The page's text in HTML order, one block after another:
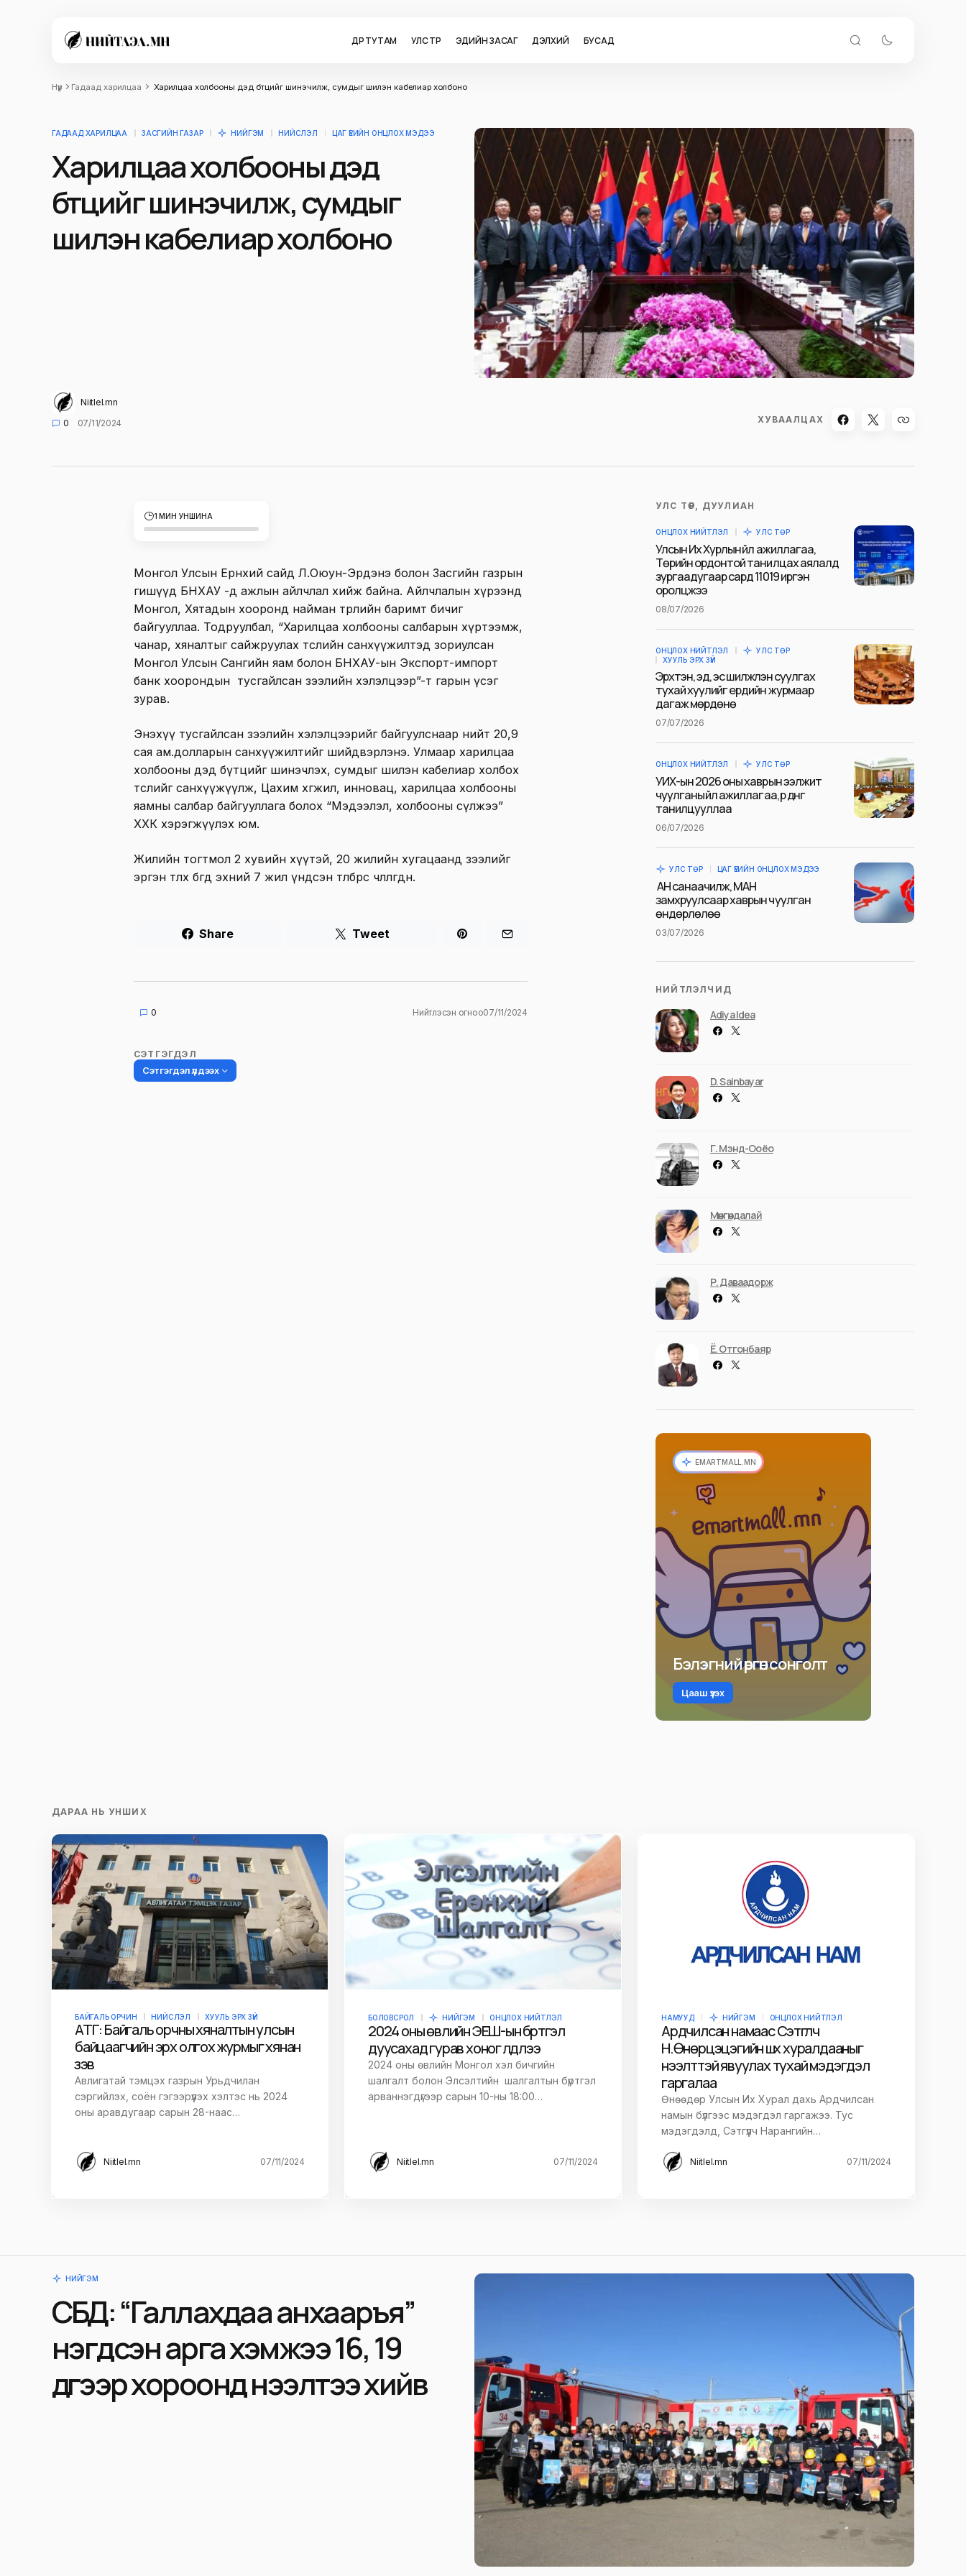
ӨДӨР ТУТАМ УЛС ТӨР ЭДИЙН ЗАСАГ ДЭЛХИЙ БУСАД
Нүүр Гадаад харилцаа Харилцаа холбооны дэд бүтцийг шинэчилж, сумдыг шилэн кабелиар холбоно
ГАДААД ХАРИЛЦАА ЗАСГИЙН ГАЗАР НИЙГЭМ НИЙСЛЭЛ ЦАГ ҮЕИЙН ОНЦЛОХ МЭДЭЭ
Харилцаа холбооны дэд
бүтцийг шинэчилж, сумдыг
шилэн кабелиар холбоно
Niitlel.mn
0
07/11/2024 ХУВААЛЦАХ
1 МИН УНШИНА
Монгол Улсын Ерөнхий сайд Л.Оюун-Эрдэнэ болон Засгийн газрын
гишүүд БНХАУ -д ажлын айлчлал хийж байна. Айлчлалын хүрээнд
Монгол, Хятадын хооронд найман төрлийн баримт бичиг
байгууллаа. Тодруулбал, “Харилцаа холбооны салбарын хүртээмж,
чанар, хяналтыг сайжруулах төслийн санхүүжилтэд зориулсан
Монгол Улсын Сангийн яам болон БНХАУ-ын Экспорт-импорт
банк хоорондын тусгайлсан зээлийн хэлэлцээр”-т гарын үсэг
зурав.
Энэхүү тусгайлсан зээлийн хэлэлцээрийг байгуулснаар нийт 20,9
сая ам.долларын санхүүжилтийг шийдвэрлэнэ. Улмаар харилцаа
холбооны дэд бүтцийг шинэчлэх, сумдыг шилэн кабелиар холбох
төслийг санхүүжүүлж, Цахим хөгжил, инновац, харилцаа холбооны
яамны салбар байгууллага болох “Мэдээлэл, холбооны сүлжээ”
ХХК хэрэгжүүлэх юм.
Жилийн тогтмол 2 хувийн хүүтэй, 20 жилийн хугацаанд зээлийг
эргэн төлөх бөгөөд эхний 7 жил үндсэн төлбөрөөс чөлөөлөгдөнө.
Share Tweet
0 Нийтлэсэн огноо07/11/2024
СЭТГЭГДЭЛ
Сэтгэгдэл үлдээх
УЛС ТӨР, ДУУЛИАН
ОНЦЛОХ НИЙТЛЭЛ УЛС ТӨР
Улсын Их Хурлын үйл ажиллагаа,
Төрийн ордонтой танилцах аялалд
зургаадугаар сард 11019 иргэн
оролцжээ
08/07/2026
ОНЦЛОХ НИЙТЛЭЛ
УЛС ТӨР
ХУУЛЬ ЭРХ ЗҮЙ
Эрхтэн, эд, эс шилжүүлэн суулгах
тухай хуулийг ердийн журмаар
дагаж мөрдөнө
07/07/2026
ОНЦЛОХ НИЙТЛЭЛ УЛС ТӨР
УИХ-ын 2026 оны хаврын ээлжит
чуулганы үйл ажиллагаа, үр дүнг
танилцууллаа
06/07/2026
УЛС ТӨР ЦАГ ҮЕИЙН ОНЦЛОХ МЭДЭЭ
АН санаачилж, МАН
замхруулсаар хаврын чуулган
өндөрлөлөө
03/07/2026
НИЙТЛЭЛЧИД
Adiya Idea
D. Sainbayar
Г. Мэнд-Ооёо
Мөнгөндалай
Р. Даваадорж
Ё. Отгонбаяр
EMARTMALL.MN
Бэлэгний өргөн сонголт
Цааш үзэх
ДАРАА НЬ УНШИХ
БАЙГАЛЬ ОРЧИН НИЙСЛЭЛ ХУУЛЬ ЭРХ ЗҮЙ
АТГ: Байгаль орчны хяналтын улсын
байцаагчийн эрх олгох журмыг хянан
үзэв
Авлигатай тэмцэх газрын Урьдчилан
сэргийлэх, соён гэгээрүүлэх хэлтэс нь 2024
оны аравдугаар сарын 28-наас…
Niitlel.mn 07/11/2024
БОЛОВСРОЛ НИЙГЭМ ОНЦЛОХ НИЙТЛЭЛ
2024 оны өвлийн ЭЕШ-ын бүртгэл
дуусахад гурав хоног үлдлээ
2024 оны өвлийн Монгол хэл бичгийн
шалгалт болон Элсэлтийн шалгалтын бүртгэл
арваннэгдүгээр сарын 10-ны 18:00…
Niitlel.mn 07/11/2024
НАМУУД НИЙГЭМ ОНЦЛОХ НИЙТЛЭЛ
Ардчилсан намаас Сэтгүүлч
Н.Өнөрцэцэгийн шүүх хуралдааныг
нээлттэй явуулах тухай мэдэгдэл
гаргалаа
Өнөөдөр Улсын Их Хурал дахь Ардчилсан
намын бүлгээс мэдэгдэл гаргажээ. Тус
мэдэгдэлд, Сэтгүүлч Нарангийн…
Niitlel.mn 07/11/2024
НИЙГЭМ
СБД: “Галлахдаа анхааръя”
нэгдсэн арга хэмжээ 16, 19
дүгээр хороонд нээлтээ хийв